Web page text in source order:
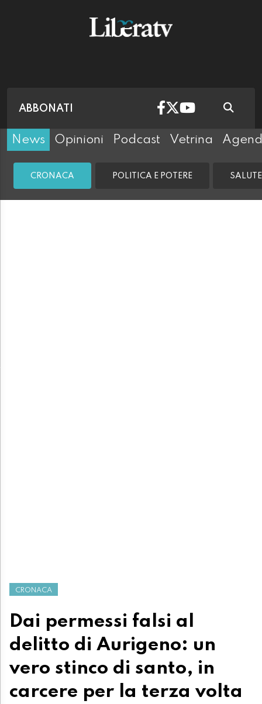
ABBONATI
News Opinioni Podcast Vetrina
CRONACA POLITICA E POTERE
CRONACA
Dai permessi falsi al
delitto di Aurigeno: un
vero stinco di santo, in
carcere per la terza volta